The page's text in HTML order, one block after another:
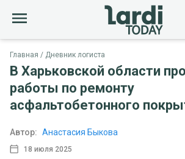
Главная Дневник логиста
В Харьковской области
работы по ремонту
асфальтобетонного
18 июля 2025
Автор: Анастасия Быкова